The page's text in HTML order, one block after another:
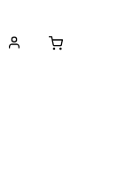
DÁRKOVÉ POUKAZY